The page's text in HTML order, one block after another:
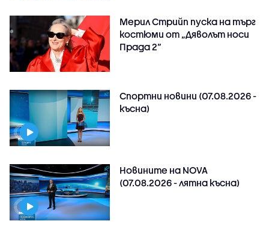
Мерил Стрийп пуска на търг
костюми от „Дяволът носи
Прада 2“
Спортни новини (07.08.2026 -
късна)
Новините на NOVA
(07.08.2026 - лятна късна)